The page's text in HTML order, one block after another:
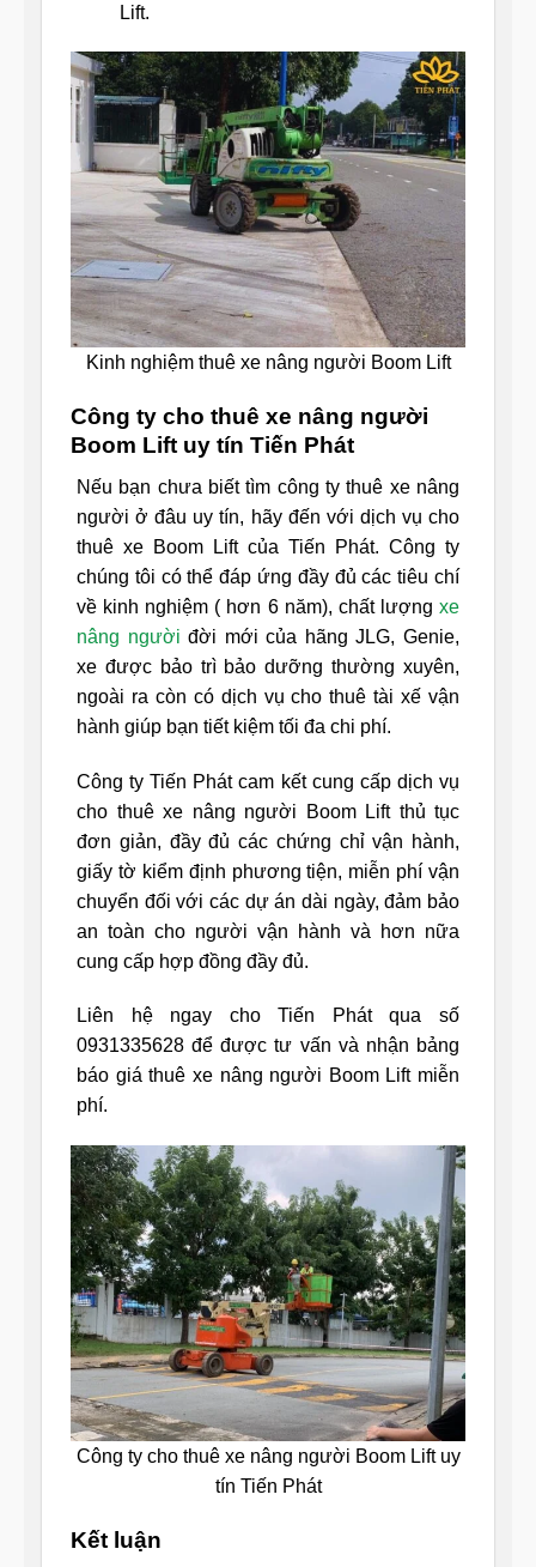
Lift.
Kinh nghiệm thuê xe nâng người Boom Lift
Công ty cho thuê xe nâng người
Boom Lift uy tín Tiến Phát
Nếu bạn chưa biết tìm công ty thuê xe nâng
người ở đâu uy tín, hãy đến với dịch vụ cho
thuê xe Boom Lift của Tiến Phát. Công ty
chúng tôi có thể đáp ứng đầy đủ các tiêu chí
về kinh nghiệm ( hơn 6 năm), chất lượng xe
nâng người đời mới của hãng JLG, Genie,
xe được bảo trì bảo dưỡng thường xuyên,
ngoài ra còn có dịch vụ cho thuê tài xế vận
hành giúp bạn tiết kiệm tối đa chi phí.
Công ty Tiến Phát cam kết cung cấp dịch vụ
cho thuê xe nâng người Boom Lift thủ tục
đơn giản, đầy đủ các chứng chỉ vận hành,
giấy tờ kiểm định phương tiện, miễn phí vận
chuyển đối với các dự án dài ngày, đảm bảo
an toàn cho người vận hành và hơn nữa
cung cấp hợp đồng đầy đủ.
Liên hệ ngay cho Tiến Phát qua số
0931335628 để được tư vấn và nhận bảng
báo giá thuê xe nâng người Boom Lift miễn
phí.
Công ty cho thuê xe nâng người Boom Lift uy
tín Tiến Phát
Kết luận